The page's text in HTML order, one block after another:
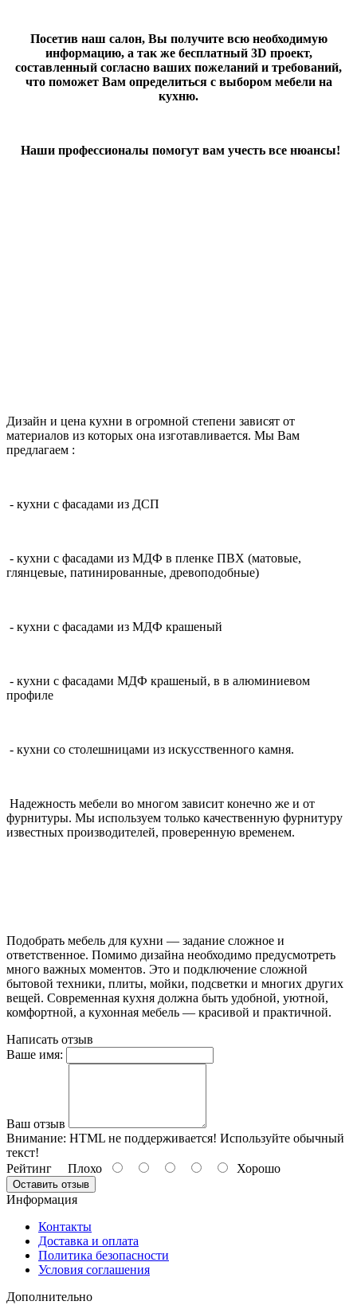
Посетив наш салон, Вы получите всю необходимую
информацию, а так же бесплатный 3D проект,
составленный согласно ваших пожеланий и требований,
что поможет Вам определиться с выбором мебели на
кухню.
Наши профессионалы помогут вам учесть все нюансы!
Дизайн и цена кухни в огромной степени зависят от
материалов из которых она изготавливается. Мы Вам
предлагаем :
- кухни с фасадами из ДСП
- кухни с фасадами из МДФ в пленке ПВХ (матовые,
глянцевые, патинированные, древоподобные)
- кухни с фасадами из МДФ крашеный
- кухни с фасадами МДФ крашеный, в в алюминиевом
профиле
- кухни со столешницами из искусственного камня.
Надежность мебели во многом зависит конечно же и от
фурнитуры. Мы используем только качественную фурнитуру
известных производителей, проверенную временем.
Подобрать мебель для кухни — задание сложное и
ответственное. Помимо дизайна необходимо предусмотреть
много важных моментов. Это и подключение сложной
бытовой техники, плиты, мойки, подсветки и многих других
вещей. Современная кухня должна быть удобной, уютной,
комфортной, а кухонная мебель — красивой и практичной.
Написать отзыв
Ваше имя:
Ваш отзыв
Внимание: HTML не поддерживается! Используйте обычный
текст!
Рейтинг Плохо Хорошо
Оставить отзыв
Информация
Контакты
Доставка и оплата
Политика безопасности
Условия соглашения
Дополнительно